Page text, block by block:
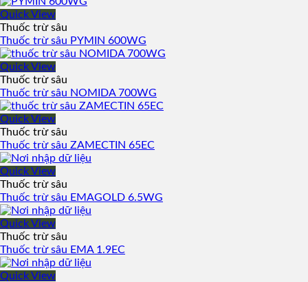
Quick View
Thuốc trừ sâu
Thuốc trừ sâu PYMIN 600WG
Quick View
Thuốc trừ sâu
Thuốc trừ sâu NOMIDA 700WG
Quick View
Thuốc trừ sâu
Thuốc trừ sâu ZAMECTIN 65EC
Quick View
Thuốc trừ sâu
Thuốc trừ sâu EMAGOLD 6.5WG
Quick View
Thuốc trừ sâu
Thuốc trừ sâu EMA 1.9EC
Quick View